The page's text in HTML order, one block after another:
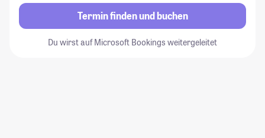
Termin finden und buchen
Du wirst auf Microsoft Bookings weitergeleitet